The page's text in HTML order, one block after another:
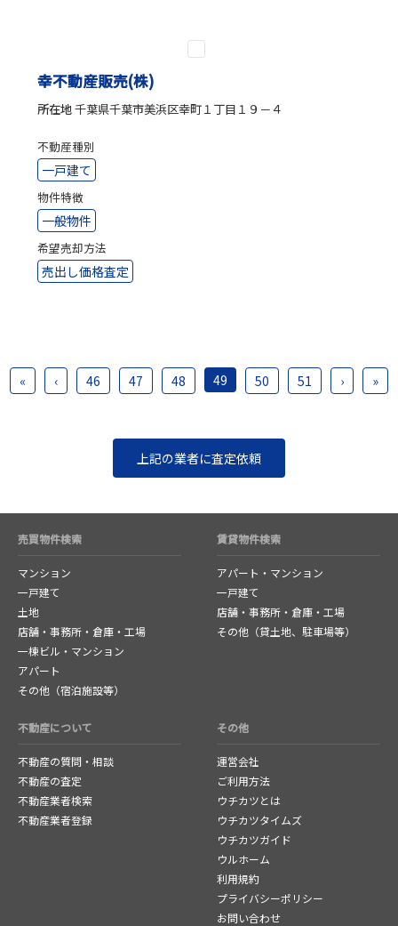
幸不動産販売(株)
所在地千葉県千葉市美浜区幸町１丁目１９－４
不動産種別
一戸建て
物件特徴
一般物件
希望売却方法
売出し価格査定
« ‹ 46 47 48 49 50 51 › »
上記の業者に査定依頼
売買物件検索
マンション
一戸建て
土地
店舗・事務所・倉庫・工場
一棟ビル・マンション
アパート
その他（宿泊施設等）
賃貸物件検索
アパート・マンション
一戸建て
店舗・事務所・倉庫・工場
その他（貸土地、駐車場等）
不動産について
不動産の質問・相談
不動産の査定
不動産業者検索
不動産業者登録
その他
運営会社
ご利用方法
ウチカツとは
ウチカツタイムズ
ウチカツガイド
ウルホーム
利用規約
プライバシーポリシー
お問い合わせ